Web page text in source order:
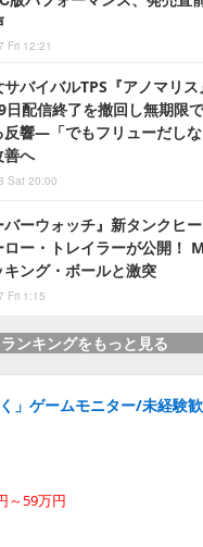
Fri 12:21
サバイバルTPS『アノマリ
日配信終了を撤回し無期限
反響―「でもフリューだし
善へ
Sat 20:00
バーウォッチ』新タンクヒ
ロー・トレイラーが公開！
キング・ボールと激突
Fri 1:15
ランキングをもっと見る
く」ゲームモニター/未経験
～59万円